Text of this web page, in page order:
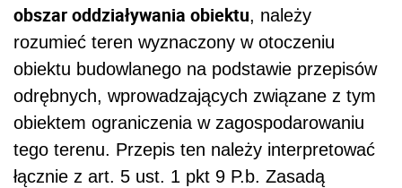
obszar oddziaływania obiektu, należy
rozumieć teren wyznaczony w otoczeniu
obiektu budowlanego na podstawie przepisów
odrębnych, wprowadzających związane z tym
obiektem ograniczenia w zagospodarowaniu
tego terenu. Przepis ten należy interpretować
łącznie z art. 5 ust. 1 pkt 9 P.b. Zasadą